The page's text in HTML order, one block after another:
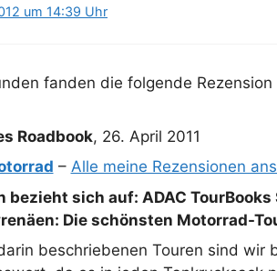
um 14:39 Uhr
fanden die folgende Rezension
Roadbook, 26. April 2011
– Alle meine Rezensionen
bezieht sich auf: ADAC
Die schönsten Motorrad-
beschriebenen Touren sind wir